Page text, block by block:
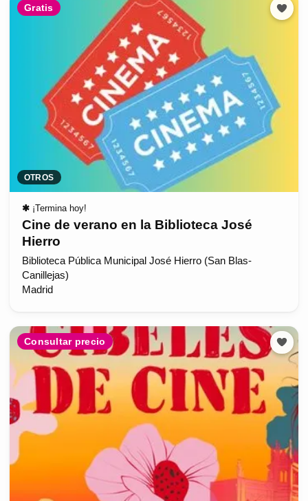
Gratis
OTROS
✱ ¡Termina hoy!
Cine de verano en la Biblioteca José
Hierro
Biblioteca Pública Municipal José Hierro (San Blas-
Canillejas)
Madrid
Consultar precio